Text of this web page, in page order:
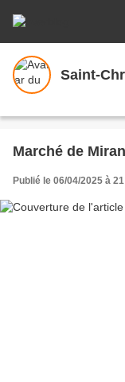
Saint-
Marché de
Publié le 06/04/2025 à